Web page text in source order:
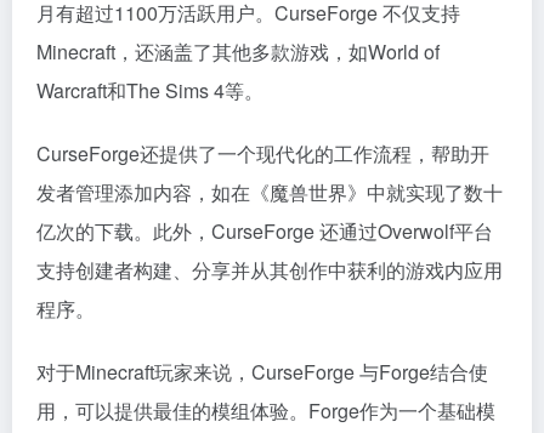
月有超过1100万活跃用户。CurseForge 不仅支持
Minecraft，还涵盖了其他多款游戏，如World of
Warcraft和The Sims 4等。
CurseForge还提供了一个现代化的工作流程，帮助开
发者管理添加内容，如在《魔兽世界》中就实现了数十
亿次的下载。此外，CurseForge 还通过Overwolf平台
支持创建者构建、分享并从其创作中获利的游戏内应用
程序。
对于Minecraft玩家来说，CurseForge 与Forge结合使
用，可以提供最佳的模组体验。Forge作为一个基础模